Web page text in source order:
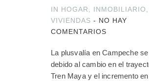
IN HOGAR INMOBILIARIO
VIVIENDAS - NO HAY
COMENTARIOS
La plusvalía en Campeche
debido al cambio en el
Tren Maya y el incremento